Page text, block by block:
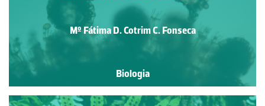
Mº Fátima D. Cotrim C. Fonseca
Biologia